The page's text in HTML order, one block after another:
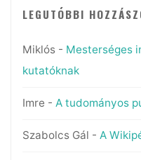
LEGUTÓBBI
Miklós- Mesterséges
kutatóknak
Imre - A tudományos
Szabolcs Gál - A